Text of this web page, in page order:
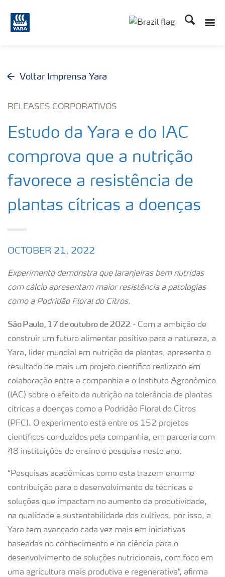
Busca
Voltar Imprensa Yara
RELEASES CORPORATIVOS
Estudo da Yara e do IAC
comprova que a nutrição
favorece a resistência de
plantas cítricas a doenças
OCTOBER 21, 2022
Experimento demonstra que laranjeiras bem nutridas
com cálcio apresentam maior resistência a patologias
como a Podridão Floral do Citros.
São Paulo, 17 de outubro de 2022 - Com a ambição de
construir um futuro alimentar positivo para a natureza, a
Yara, líder mundial em nutrição de plantas, apresenta o
resultado de mais um projeto científico realizado em
colaboração entre a companhia e o Instituto Agronômico
(IAC) sobre o efeito da nutrição na tolerância de plantas
cítricas a doenças como a Podridão Floral do Citros
(PFC). O experimento está entre os 152 projetos
científicos conduzidos pela companhia, em parceria com
48 instituições de ensino e pesquisa neste ano.
“Pesquisas acadêmicas como esta trazem enorme
contribuição para o desenvolvimento de técnicas e
soluções que impactam no aumento da produtividade,
na qualidade e sustentabilidade dos cultivos, por isso, a
Yara tem avançado cada vez mais em iniciativas
baseadas no conhecimento e na ciência para o
desenvolvimento de soluções nutricionais, com foco em
uma agricultura mais produtiva e regenerativa”, afirma